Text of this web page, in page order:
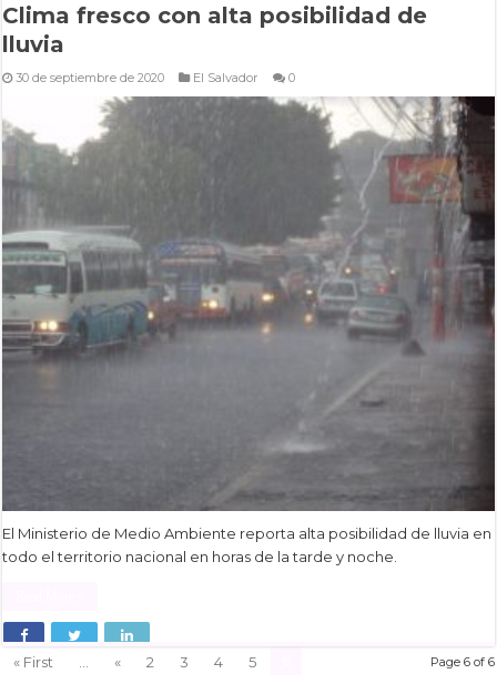
Clima fresco con alta posibilidad de
lluvia
30 de septiembre de 2020 El Salvador 0
El Ministerio de Medio Ambiente reporta alta posibilidad de lluvia en
todo el territorio nacional en horas de la tarde y noche.
Page 6 of 6
« First ... « 2 3 4 5